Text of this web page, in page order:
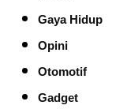
Gaya Hidup
Opini
Otomotif
Gadget